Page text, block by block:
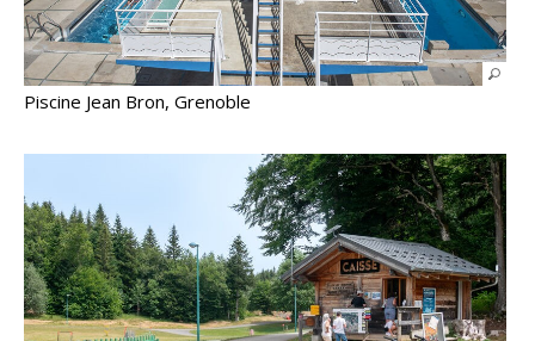
Piscine Jean Bron, Grenoble